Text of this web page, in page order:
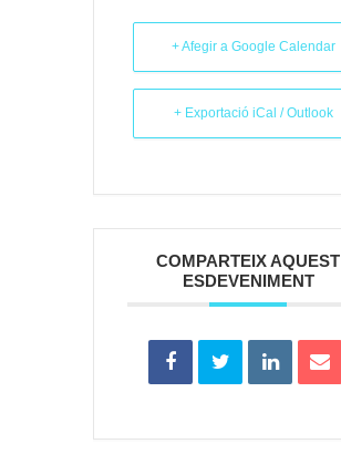
+ Afegir a Google Calendar
+ Exportació iCal / Outlook
COMPARTEIX AQUEST
ESDEVENIMENT